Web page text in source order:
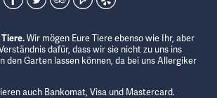
Wir mögen Eure Tiere ebenso wie Ihr, aber
dafür, dass wir sie nicht zu uns ins
den Garten lassen können, da bei uns Allergiker
auch Bankomat, Visa und Mastercard.